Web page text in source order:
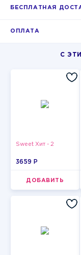
БЕСПЛАТНАЯ
ОПЛАТА
С
Sweet Хит - 2
3659 P
ДОБАВИТЬ